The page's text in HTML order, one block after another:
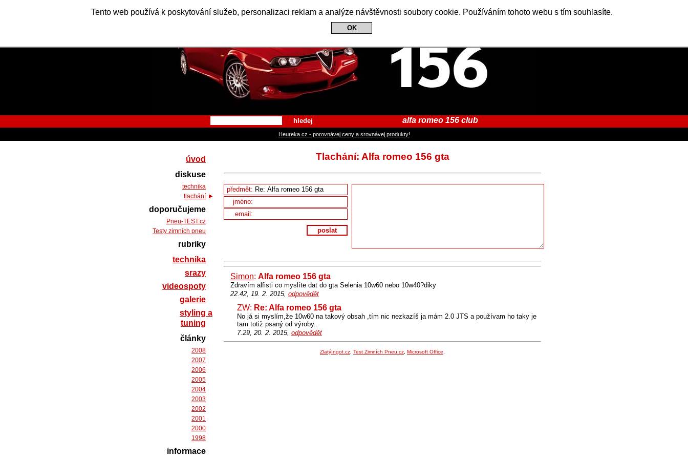
Tento web používá k poskytování služeb, personalizaci reklam a analýze návštěvnosti soubory cookie. Používáním tohoto webu s tím souhlasíte.
OK
Alfa Romeo 156 Club
hledej alfa romeo 156 club
Heureka.cz - porovnávej ceny a srovnávej produkty!
Tlachání: Alfa romeo 156 gta
předmět:
jméno:
email:
poslat
Simon: Alfa romeo 156 gta
Zdravím alfisti co myslíte dat do gta Selenia 10w60 nebo 10w40?diky
22.42, 19. 2. 2015, odpovědět
ZW: Re: Alfa romeo 156 gta
No já si myslím,že 10w60 na takový obsah ,tím nic nezkazíš ja mám 2.0 JTS a používam ho taky je
tam totiž psaný od výroby..
7.29, 20. 2. 2015, odpovědět
ZlatýIngot.cz Test Zimních Pneu.cz Microsoft Office
úvod
diskuse
technika
tlachání
doporučujeme
Pneu-TEST.cz
Testy zimních pneu
rubriky
technika
srazy
videospoty
galerie
styling a
tuning
články
2008
2007
2006
2005
2004
2003
2002
2001
2000
1998
informace